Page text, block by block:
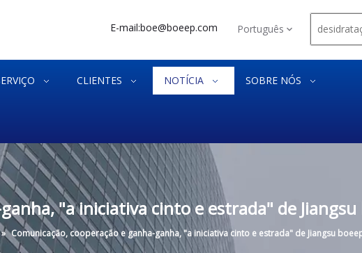
E-mail:boe@boeep.com Português
CLIENTES NOTÍCIA SOBRE NÓS
"a iniciativa cinto e estrada" de Jiangsu
» Comunicação, cooperação e ganha-ganha, "a iniciativa cinto e estrada" de Jiangsu